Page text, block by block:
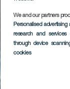
We and our partners
Personalised
research and services
through device
cookies